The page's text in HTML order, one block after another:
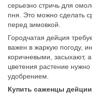
серьезно стричь для
пня. Это можно сделать
перед зимовкой.
Городчатая дейция
важен в жаркую погоду,
коричневыми, засыхают,
цветения растение
удобрением.
Купить саженцы